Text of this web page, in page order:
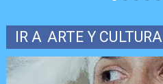
IR A ARTE Y CULTURA